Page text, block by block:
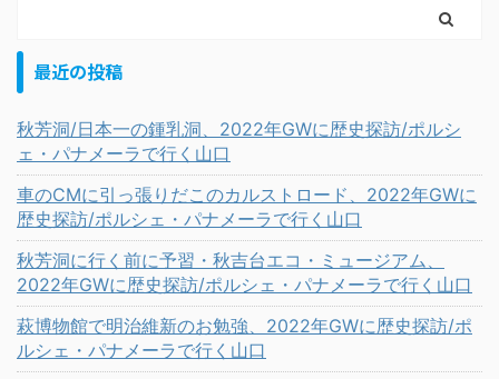
最近の投稿
秋芳洞/日本一の鍾乳洞、2022年GWに歴史探訪/ポルシ
ェ・パナメーラで行く山口
車のCMに引っ張りだこのカルストロード、2022年GWに
歴史探訪/ポルシェ・パナメーラで行く山口
秋芳洞に行く前に予習・秋吉台エコ・ミュージアム、
2022年GWに歴史探訪/ポルシェ・パナメーラで行く山口
萩博物館で明治維新のお勉強、2022年GWに歴史探訪/ポ
ルシェ・パナメーラで行く山口